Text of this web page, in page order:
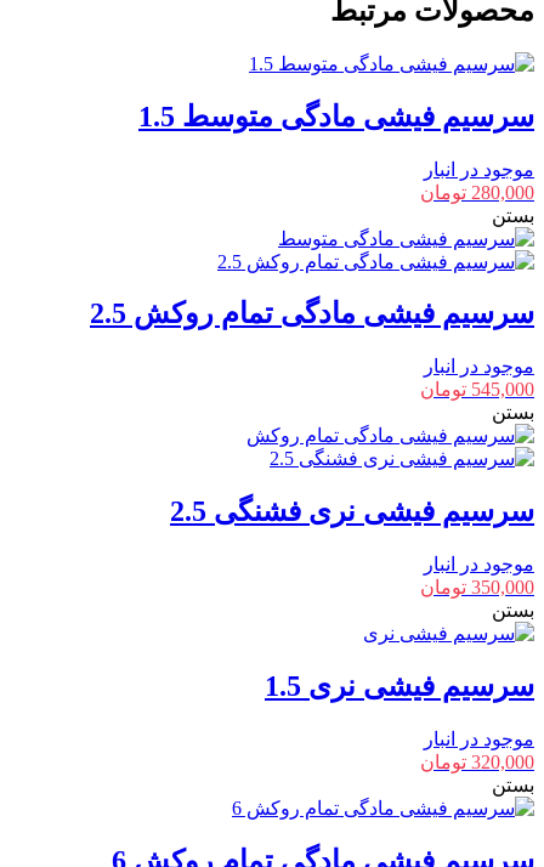
2.5
محصولات مرتبط
سرسیم فیشی مادگی متوسط 1.5
موجود در انبار
280,000 تومان
بستن
سرسیم فیشی مادگی تمام روکش 2.5
موجود در انبار
545,000 تومان
بستن
سرسیم فیشی نری فشنگی 2.5
موجود در انبار
350,000 تومان
بستن
سرسیم فیشی نری 1.5
موجود در انبار
320,000 تومان
بستن